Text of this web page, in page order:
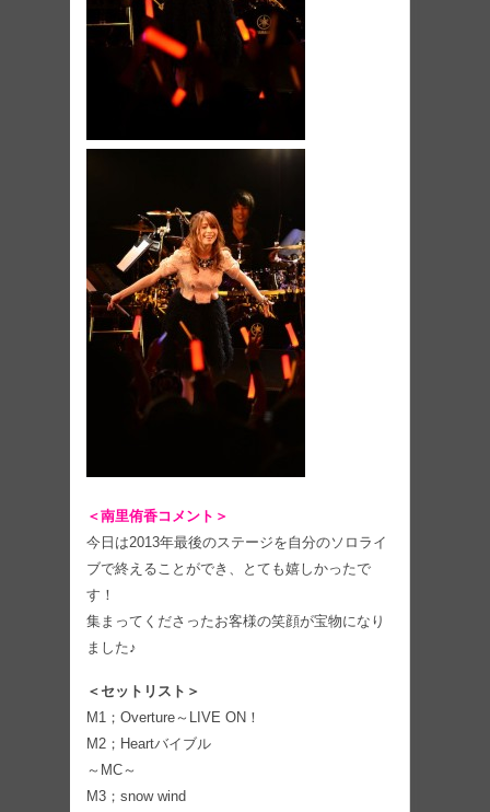
＜南里侑香コメント＞
今日は2013年最後のステージを自分のソロライ
ブで終えることができ、とても嬉しかったで
す！
集まってくださったお客様の笑顔が宝物になり
ました♪
＜セットリスト＞
M1；Overture～LIVE ON！
M2；Heartバイブル
～MC～
M3；snow wind